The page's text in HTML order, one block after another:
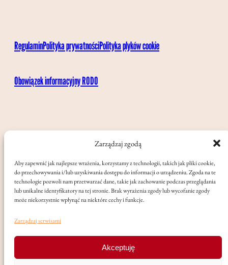
Zarządzaj zgodą
Aby zapewnić jak najlepsze wrażenia, korzystamy z technologii, takich jak pliki cookie,
do przechowywania i/lub uzyskiwania dostępu do informacji o urządzeniu. Zgoda na te
technologie pozwoli nam przetwarzać dane, takie jak zachowanie podczas przeglądania
lub unikalne identyfikatory na tej stronie. Brak wyrażenia zgody lub wycofanie zgody
może niekorzystnie wpłynąć na niektóre cechy i funkcje.
Zarządzaj serwisami
Akceptuję
RegulaminPolityka prywatnościPolityka plyków cookie
Obowiązek informacyjny RODO